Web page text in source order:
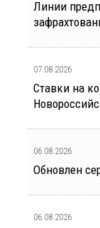
Линии
07.08.2026
Ставки на
06.08.2026
Обновлен
06.08.2026